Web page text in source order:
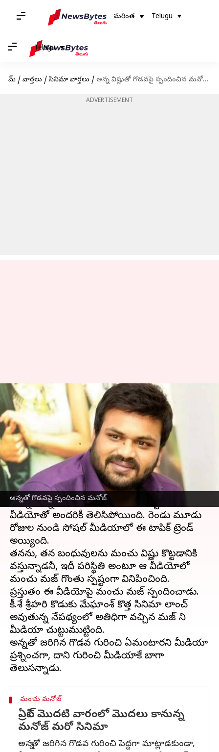
మరింత Telugu
Telugu
హోమ్ / వార్తలు / సినిమా వార్తలు / అన్న విష్ణుతో గొడవపై స్పందించిన మనోజ్: తనకంటే వాళ్లకే బాగా తెలుసంటూ వాదన
ADVERTISEMENT
అన్నతో గొడవపై స్పందించిన మనోజ్
అన్న విష్ణుతో గొడవపై స్పందించిన
మనోజ్: తనకంటే వాళ్లకే బాగా
తెలుసంటూ వాదన
వ్రాసిన వారు Sriram Pranateja Mar 27, 2023 05:58 pm
ఈ వార్తాకథనం ఏంటి
మంచు మనోజ్, మంచు విష్ణుల మధ్య గొడవలు
ఉన్నాయన్న విషయ్ం మంచు మనోజ్ పోస్ట్ చేసిన
వీడియోతో అందరికీ తెలిసిపోయింది. రెండు మూడు
రోజుల నుండి సోషల్ మీడియాలో ఈ టాపిక్ ట్రెండ్
అయ్యింది.
తనను, తన బంధువులను మంచు విష్ణు కొట్టడానికి
వస్తున్నాడనీ, ఇదీ పరిస్థితి అంటూ ఆ వీడియోలో
మంచు మనోజ్ గొంతు స్పష్టంగా వినిపించింది.
ప్రస్తుతం ఈ వీడియోపై మంచు మనోజ్ స్పందించాడు.
కీ.శే శ్రీహరి కొడుకు మేఘాంశ్ కొత్త సినిమా లాంచ్
అవుతున్న నేపథ్యంలో అతిధిగా వచ్చిన మనోజ్ ని
మీడియా చుట్టుముట్టింది.
అన్నతో జరిగిన గొడవ గురించి ఏమంటారని మీడియా
ప్రశ్నించగా, దాని గురించి మీడియాకే బాగా
మంచు మనోజ్
ఏప్రిల్ మొదటి వారంలో మొదలు కానున్న
మనోజ్ మరో సినిమా
అన్నతో జరిగిన గొడవ గురించి పెద్దగా మాట్లాడకుండా,